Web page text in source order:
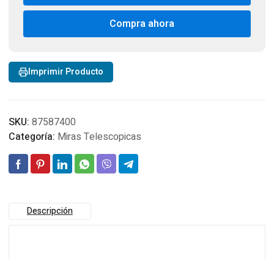
BDC
DBK-
BDC
cantidad
Compra ahora
Imprimir Producto
SKU: 87587400
Categoría: Miras Telescopicas
Descripción